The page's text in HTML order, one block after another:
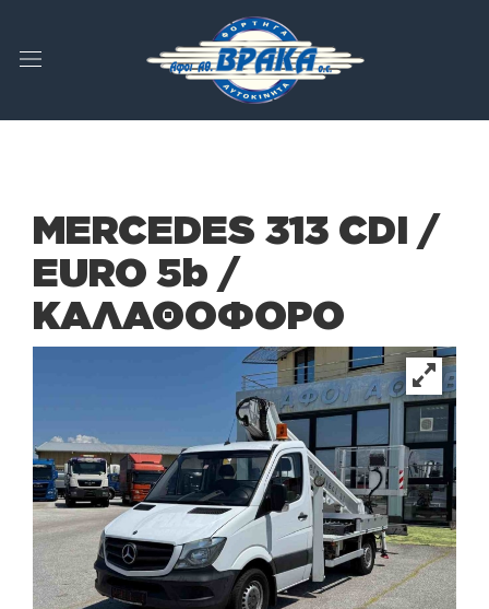
MERCEDES 313 CDI /
EURO 5b /
ΚΑΛΑΘΟΦΟΡΟ